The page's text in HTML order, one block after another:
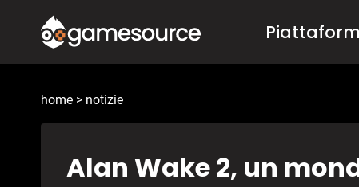
contenuto
home > notizie
Alan Wake 2, un